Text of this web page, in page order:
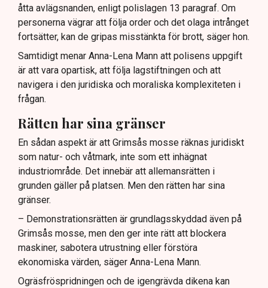
åtta avlägsnanden, enligt polislagen 13 paragraf. Om
personerna vägrar att följa order och det olaga intrånget
fortsätter, kan de gripas misstänkta för brott, säger hon.
Samtidigt menar Anna-Lena Mann att polisens uppgift
är att vara opartisk, att följa lagstiftningen och att
navigera i den juridiska och moraliska komplexiteten i
frågan.
Rätten har sina gränser
En sådan aspekt är att Grimsås mosse räknas juridiskt
som natur- och våtmark, inte som ett inhägnat
industriområde. Det innebär att allemansrätten i
grunden gäller på platsen. Men den rätten har sina
gränser.
– Demonstrationsrätten är grundlagsskyddad även på
Grimsås mosse, men den ger inte rätt att blockera
maskiner, sabotera utrustning eller förstöra
ekonomiska värden, säger Anna-Lena Mann.
Ogräsfröspridningen och de igengrävda dikena kan